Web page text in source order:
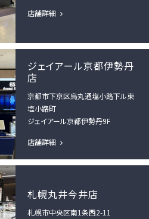
店舗詳細
ジェイアール京都伊勢丹
店
京都市下京区烏丸通塩小路下ル東
塩小路町
ジェイアール京都伊勢丹9F
店舗詳細
札幌丸井今井店
札幌市中央区南1条西2-11